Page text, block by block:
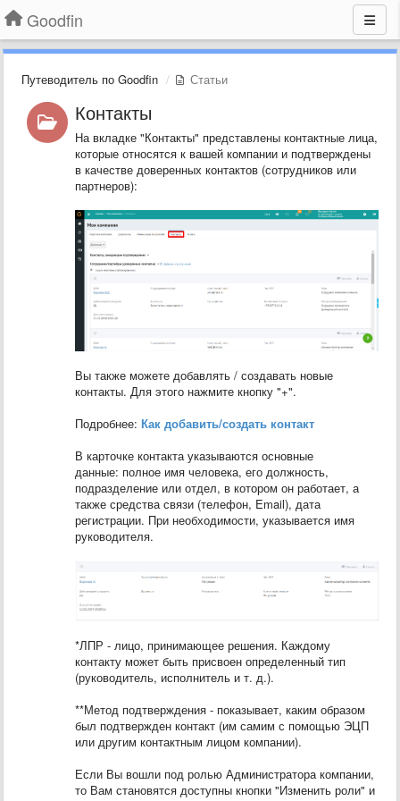
Goodfin
Путеводитель по Goodfin Статьи
Контакты
На вкладке "Контакты" представлены контактные лица,
которые относятся к вашей компании и подтверждены
в качестве доверенных контактов (сотрудников или
партнеров):
Вы также можете добавлять / создавать новые
контакты. Для этого нажмите кнопку "+".
Подробнее: Как добавить/создать контакт
В карточке контакта указываются основные
данные: полное имя человека, его должность,
подразделение или отдел, в котором он работает, а
также средства связи (телефон, Email), дата
регистрации. При необходимости, указывается имя
руководителя.
*ЛПР - лицо, принимающее решения. Каждому
контакту может быть присвоен определенный тип
(руководитель, исполнитель и т. д.).
**Метод подтверждения - показывает, каким образом
был подтвержден контакт (им самим с помощью ЭЦП
или другим контактным лицом компании).
Если Вы вошли под ролью Администратора компании,
то Вам становятся доступны кнопки "Изменить роли" и